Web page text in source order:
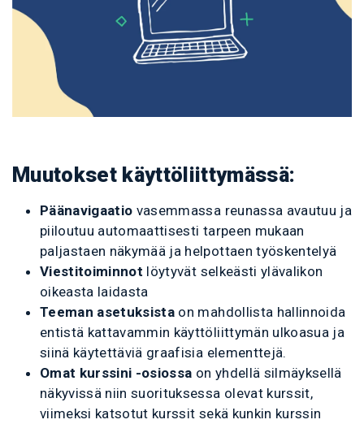
Muutokset käyttöliittymässä:
Päänavigaatio vasemmassa reunassa avautuu ja
piiloutuu automaattisesti tarpeen mukaan
paljastaen näkymää ja helpottaen työskentelyä
Viestitoiminnot löytyvät selkeästi ylävalikon
oikeasta laidasta
Teeman asetuksista on mahdollista hallinnoida
entistä kattavammin käyttöliittymän ulkoasua ja
siinä käytettäviä graafisia elementtejä.
Omat kurssini -osiossa on yhdellä silmäyksellä
näkyvissä niin suorituksessa olevat kurssit,
viimeksi katsotut kurssit sekä kunkin kurssin